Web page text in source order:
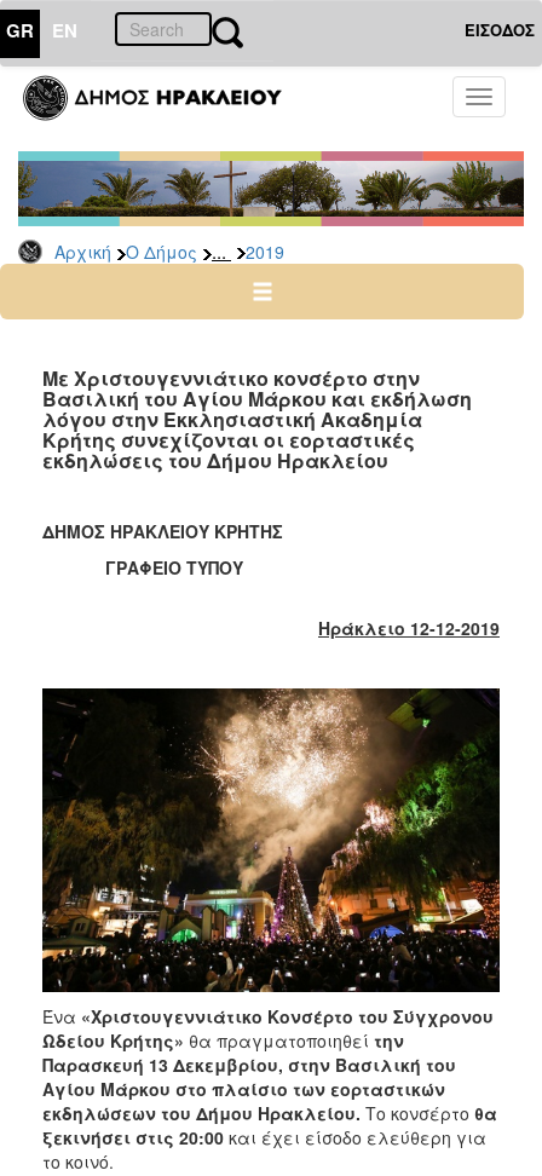
GR EN ΕΙΣΟΔΟΣ
Toggle
Αρχική Ο Δήμος ... 2019
ΔΗΜΟΣ
Δελτία
Τύπου
Αρχείο
2026
2024
2022
2021
2020
2018
2017
2013
2010
2006
ΤΟΠΟΣ
ΠΟΛΙΤΙΣΜΟΣ
ΑΝΘΕΚΤΙΚΗ
ΠΟΛΗ
Με Χριστουγεννιάτικο κονσέρτο στην
Βασιλική του Αγίου Μάρκου και εκδήλωση
λόγου στην Εκκλησιαστική Ακαδημία
Κρήτης συνεχίζονται οι εορταστικές
εκδηλώσεις του Δήμου Ηρακλείου
ΔΗΜΟΣ ΗΡΑΚΛΕΙΟΥ ΚΡΗΤΗΣ
ΓΡΑΦΕΙΟ ΤΥΠΟΥ
Ηράκλειο 12-12-2019
Ένα «Χριστουγεννιάτικο Κονσέρτο του Σύγχρονου
Ωδείου Κρήτης» θα πραγματοποιηθεί την
Παρασκευή 13 Δεκεμβρίου, στην Βασιλική του
Αγίου Μάρκου στο πλαίσιο των εορταστικών
εκδηλώσεων του Δήμου Ηρακλείου. Το κονσέρτο θα
ξεκινήσει στις 20:00 και έχει είσοδο ελεύθερη για
το κοινό.